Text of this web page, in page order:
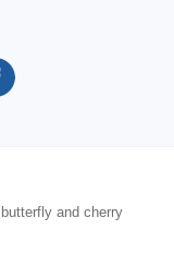
and cherry